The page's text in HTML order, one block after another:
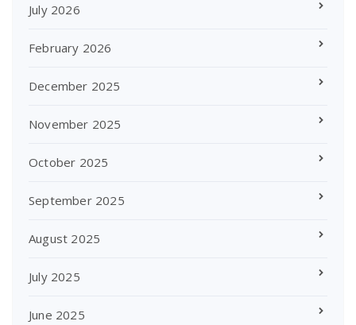
July 2026
February 2026
December 2025
November 2025
October 2025
September 2025
August 2025
July 2025
June 2025